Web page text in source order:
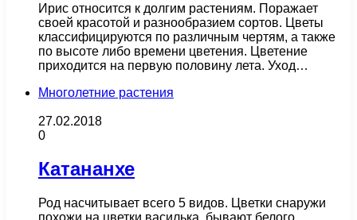
Ирис относится к долгим растениям. Поражает
своей красотой и разнообразием сортов. Цветы
классифицируются по различным чертям, а также
по высоте либо времени цветения. Цветение
приходится на первую половину лета. Уход…
Многолетние растения
27.02.2018
0
Катананхе
Род насчитывает всего 5 видов. Цветки снаружи